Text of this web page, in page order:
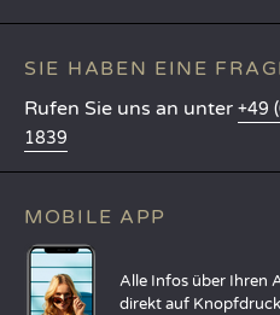
SIE HABEN EINE
Rufen Sie uns an unter +49
1839
MOBILE APP
Alle Infos über Ihren
direkt auf